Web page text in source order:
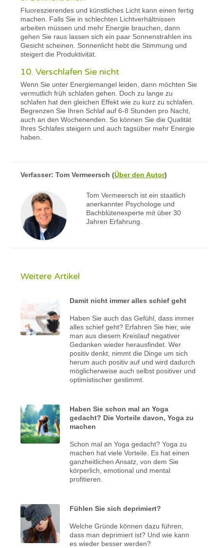
Fluoreszierendes und künstliches Licht kann einen fertig
machen. Falls Sie in schlechten Lichtverhältnissen
arbeiten müssen und mehr Energie brauchen, dann
gehen Sie raus lassen sich ein paar Sonnenstrahlen ins
Gesicht scheinen. Sonnenlicht hebt die Stimmung und
steigert die Produktivität.
10. Verschlafen Sie nicht
Wenn Sie unter Energiemangel leiden, dann möchten Sie
vermutlich früh schlafen gehen. Doch zu lange zu
schlafen hat den gleichen Effekt wie zu kurz zu schlafen.
Begrenzen Sie Ihren Schlaf auf 6-8 Stunden pro Nacht,
auch an den Wochenenden. So können Sie die Qualität
Ihres Schlafes steigern und auch tagsüber mehr Energie
haben.
Verfasser:Tom Vermeersch (Über den Autor)
Tom Vermeersch ist ein staatlich
anerkannter Psychologe und
Bachblütenexperte mit über 30
Jahren Erfahrung.
Weitere Artikel
Damit nicht immer alles schief geht
Haben Sie auch das Gefühl, dass immer
alles schief geht? Erfahren Sie hier, wie
man aus diesem Kreislauf negativer
Gedanken wieder herausfindet. Wer
positiv denkt, nimmt die Dinge um sich
herum auch positiv auf und wird dadurch
möglicherweise auch selbst positiver und
optimistischer gestimmt.
Haben Sie schon mal an Yoga
gedacht? Die Vorteile davon, Yoga zu
machen
Schon mal an Yoga gedacht? Yoga zu
machen hat viele Vorteile. Es hat einen
ganzheitlichen Ansatz, von dem Sie
körperlich, emotional und mental
profitieren.
Fühlen Sie sich deprimiert?
Welche Gründe können dazu führen,
dass man deprimiert ist? Und wie kann
es wieder besser werden?